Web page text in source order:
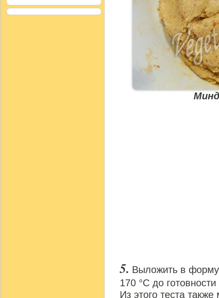
Выложить в форму
170 °С до
Из этого теста